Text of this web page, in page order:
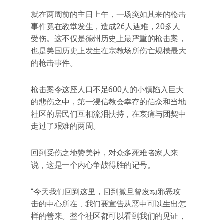
就在两周前的主日上午，一场突如其来的枪击
事件竟在教堂发生，造成26人遇难，20多人
受伤。这不仅是德州历史上最严重的枪击案，
也是美国历史上发生在宗教场所伤亡规模最大
的枪击事件。
枪击案令这座人口不足600人的小镇陷入巨大
的悲伤之中，第一浸信教会幸存的信众和当地
社区的居民们互相流泪扶持，在哀痛与团契中
走过了艰难的两周。
回到受伤之地赞美神，对众多死难者家人来
说，这是一个内心争战得胜的记号。
“今天我们回到这里，回到撒旦曾发动邪恶攻
击的中心所在，我们要宣告从恶中可以生出怎
样的善来。整个社区都可以看到我们的见证，